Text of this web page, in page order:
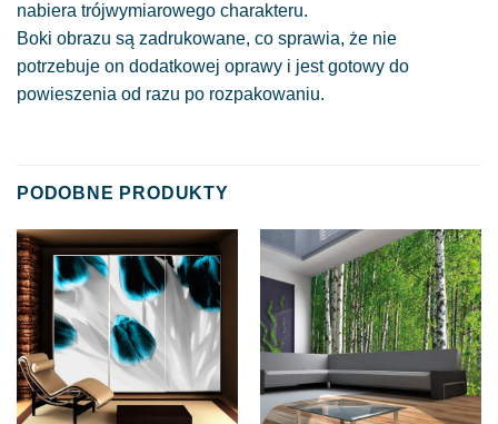
nabiera trójwymiarowego charakteru.
Boki obrazu są zadrukowane, co sprawia, że nie
potrzebuje on dodatkowej oprawy i jest gotowy do
powieszenia od razu po rozpakowaniu.
PODOBNE PRODUKTY